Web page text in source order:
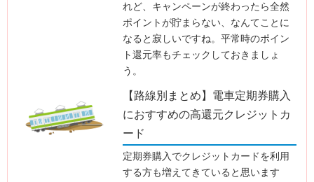
れど、キャンペーンが終わったら全然
ポイントが貯まらない、なんてことに
なると寂しいですね。平常時のポイン
ト還元率もチェックしておきましょ
う。
【路線別まとめ】電車定期券購入
におすすめの高還元クレジットカ
ード
定期券購入でクレジットカードを利用
する方も増えてきていると思います